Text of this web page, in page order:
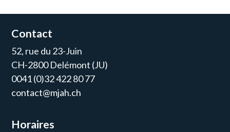
Contact
52, rue du 23-Juin
CH-2800 Delémont (JU)
0041 (0)32 422 80 77
contact@mjah.ch
Horaires